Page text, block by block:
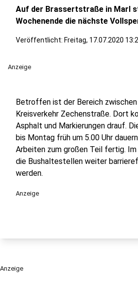
Auf der Brassertstraße in Marl
Wochenende die nächste
Veröffentlicht: Freitag, 17.07.2020
Anzeige
Betroffen ist der Bereich zwischen
Kreisverkehr Zechenstraße. Dort
Asphalt und Markierungen drauf.
bis Montag früh um 5.00 Uhr
Arbeiten zum großen Teil fertig.
die Bushaltestellen weiter
werden.
Anzeige
Anzeige